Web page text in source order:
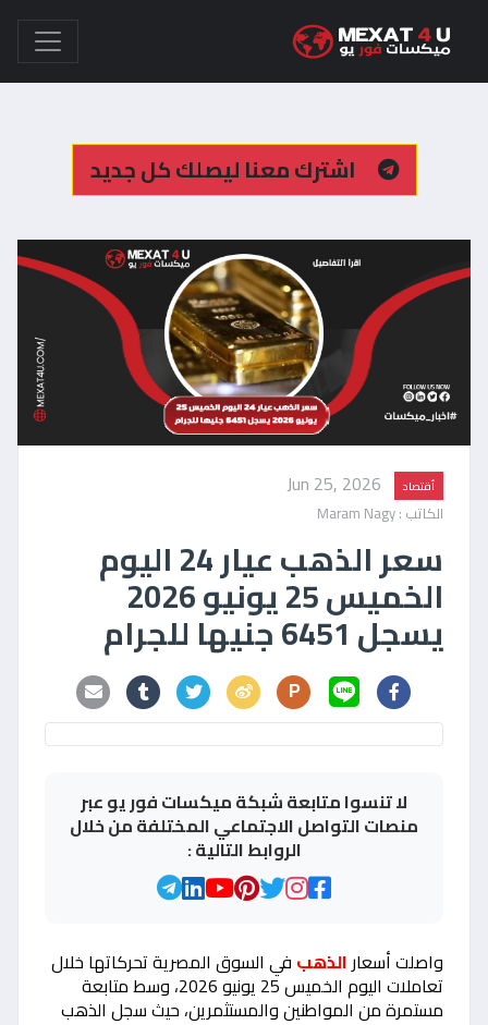
اشترك معنا ليصلك كل جديد
أقتصاد Jun 25, 2026
الكاتب : Maram Nagy
سعر الذهب عيار 24 اليوم
الخميس 25 يونيو 2026
يسجل 6451 جنيها للجرام
P
لا تنسوا متابعة شبكة ميكسات فور يو عبر
منصات التواصل الاجتماعي المختلفة من خلال
الروابط التالية :
واصلت أسعارالذهب في السوق المصرية تحركاتها خلال
تعاملات اليوم الخميس 25 يونيو 2026، وسط متابعة
مستمرة من المواطنين والمستثمرين، حيث سجل الذهب